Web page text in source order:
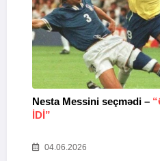
Nesta Messini seçmədi –
IDI”
04.06.2026